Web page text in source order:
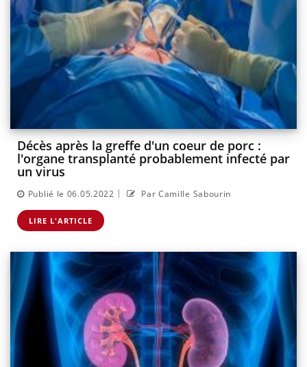
Décès après la greffe d'un coeur de porc :
l'organe transplanté probablement infecté par
un virus
Publié le 06.05.2022 | Par Camille Sabourin
LIRE L'ARTICLE